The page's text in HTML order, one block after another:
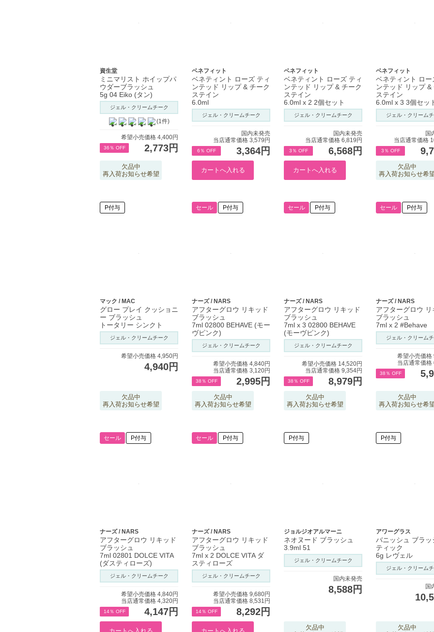
資生堂
ミニマリスト ホイップパ
ウダーブラッシュ
5g 04 Eiko (タン)
ジェル・クリームチーク
(1件)
希望小売価格 4,400円
36％ OFF 2,773円
欠品中
再入荷お知らせ希望
ベネフィット
ベネティント ローズ ティ
ンテッド リップ & チーク
ステイン
6.0ml
ジェル・クリームチーク
国内未発売
当店通常価格 3,579円
6％ OFF 3,364円
ベネフィット
ベネティント ローズ ティ
ンテッド リップ & チーク
ステイン
6.0ml x 2 2個セット
ジェル・クリームチーク
国内未発売
当店通常価格 6,819円
3％ OFF 6,568円
ベネフィット
ベネティント ロー
ンテッド リップ &
ステイン
6.0ml x 3 3個セッ
ジェル・クリーム
国
当店通常価格
3％ OFF
欠品中
再入荷お知らせ希
P付与
マック / MAC
グロー プレイ クッショニ
ー ブラッシュ
トータリー シンクト
ジェル・クリームチーク
希望小売価格 4,950円
4,940円
欠品中
再入荷お知らせ希望
セール P付与
ナーズ / NARS
アフターグロウ リキッド
ブラッシュ
7ml 02800 BEHAVE (モー
ヴピンク)
ジェル・クリームチーク
希望小売価格 4,840円
当店通常価格 3,120円
38％ OFF 2,995円
欠品中
再入荷お知らせ希望
セール P付与
ナーズ / NARS
アフターグロウ リキッド
ブラッシュ
7ml x 3 02800 BEHAVE
(モーヴピンク)
ジェル・クリームチーク
希望小売価格 14,520円
当店通常価格 9,354円
38％ OFF 8,979円
欠品中
再入荷お知らせ希望
セール P付与
ナーズ / NARS
アフターグロウ リ
ブラッシュ
7ml x 2 #Behave
ジェル・クリーム
希望小売価格
当店通常価格
38％ OFF
欠品中
再入荷お知らせ希
セール P付与
ナーズ / NARS
アフターグロウ リキッド
ブラッシュ
7ml 02801 DOLCE VITA
(ダスティローズ)
ジェル・クリームチーク
希望小売価格 4,840円
当店通常価格 4,320円
14％ OFF 4,147円
セール P付与
ナーズ / NARS
アフターグロウ リキッド
ブラッシュ
7ml x 2 DOLCE VITA ダ
スティローズ
ジェル・クリームチーク
希望小売価格 9,680円
当店通常価格 8,531円
14％ OFF 8,292円
P付与
ジョルジオアルマーニ
ネオヌード ブラッシュ
3.9ml 51
ジェル・クリームチーク
国内未発売
8,588円
欠品中
P付与
アワーグラス
バニッシュ ブラッ
ティック
6g レヴェル
ジェル・クリーム
国
欠品中